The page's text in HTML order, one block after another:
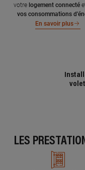
votre logement connecté
vos consommations
En savoir plus
LES